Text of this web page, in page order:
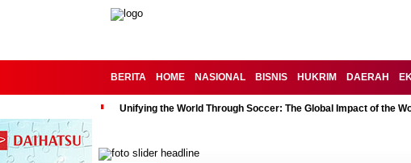
BERITA HOME NASIONAL BISNIS HUKRIM DAERAH
Unifying the World Through Soccer: The Global Impact of the